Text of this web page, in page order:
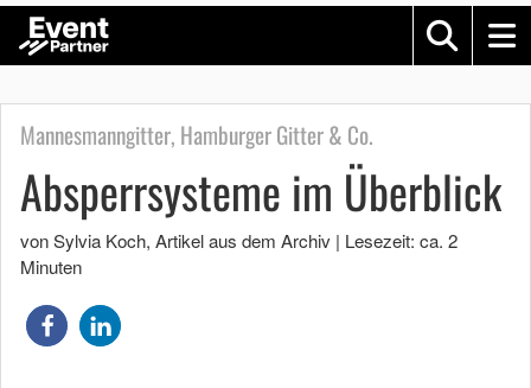
Mannesmanngitter, Hamburger Gitter & Co.
Absperrsysteme im Überblick
von Sylvia Koch, Artikel aus dem Archiv | Lesezeit: ca. 2
Minuten